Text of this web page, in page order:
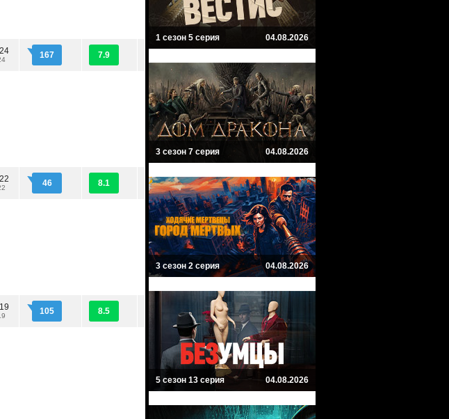
167 7.9
46 8.1
105 8.5
1 сезон 5 серия 04.08.2026
3 сезон 7 серия 04.08.2026
3 сезон 2 серия 04.08.2026
5 сезон 13 серия 04.08.2026